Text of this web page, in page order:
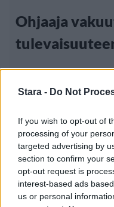
Stara - Do Not
If you wish to opt-out of
processing of your
targeted advertising by
section to confirm your
opt-out request is
interest-based ads
us or personal
Ohjaaja